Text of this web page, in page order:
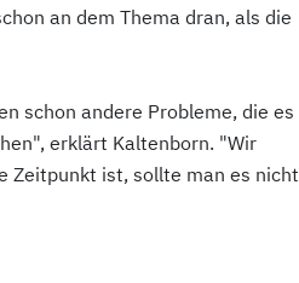
an dem Thema dran, als die
schon andere Probleme, die es
erklärt Kaltenborn. "Wir
Zeitpunkt ist, sollte man es nicht